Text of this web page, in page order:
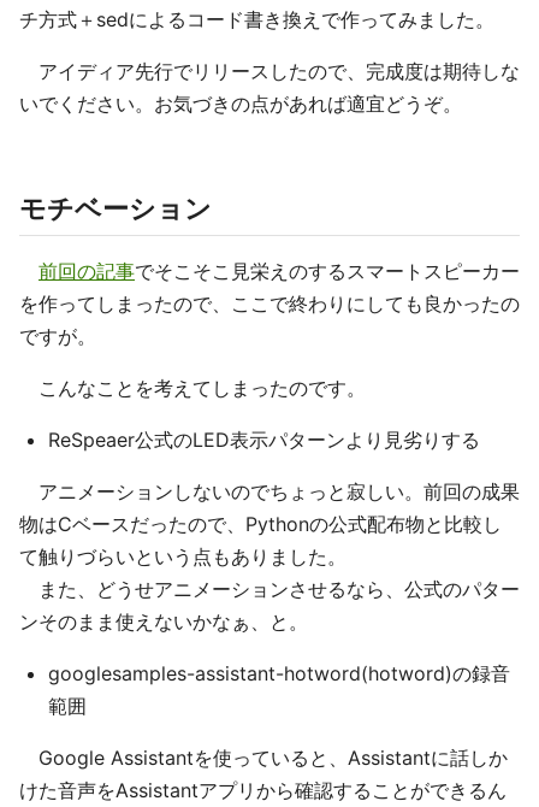
チ方式＋sedによるコード書き換えで作ってみました。
アイディア先行でリリースしたので、完成度は期待しな
いでください。お気づきの点があれば適宜どうぞ。
モチベーション
前回の記事でそこそこ見栄えのするスマートスピーカー
を作ってしまったので、ここで終わりにしても良かったの
ですが。
こんなことを考えてしまったのです。
ReSpeaer公式のLED表示パターンより見劣りする
アニメーションしないのでちょっと寂しい。前回の成果
物はCベースだったので、Pythonの公式配布物と比較し
て触りづらいという点もありました。
また、どうせアニメーションさせるなら、公式のパター
ンそのまま使えないかなぁ、と。
googlesamples-assistant-hotword(hotword)の録音
範囲
Google Assistantを使っていると、Assistantに話しか
けた音声をAssistantアプリから確認することができるん